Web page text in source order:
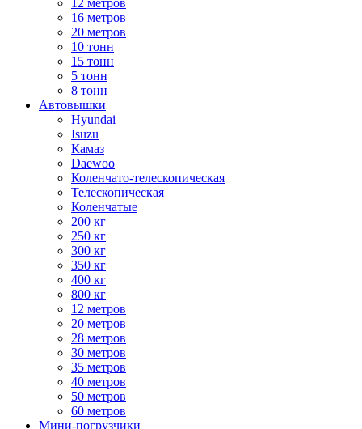
12 метров
16 метров
20 метров
10 тонн
15 тонн
5 тонн
8 тонн
Автовышки
Hyundai
Isuzu
Камаз
Daewoo
Коленчато-телескопическая
Телескопическая
Коленчатые
200 кг
250 кг
300 кг
350 кг
400 кг
800 кг
12 метров
20 метров
28 метров
30 метров
35 метров
40 метров
50 метров
60 метров
Мини-погрузчики